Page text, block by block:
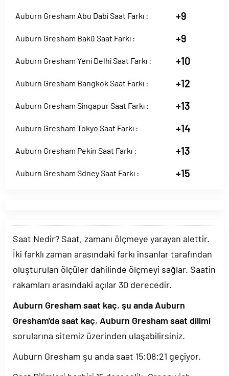
Auburn Gresham Abu Dabi Saat Farkı : +9
Auburn Gresham Bakü Saat Farkı : +9
Auburn Gresham Yeni Delhi Saat Farkı : +10
Auburn Gresham Bangkok Saat Farkı : +12
Auburn Gresham Singapur Saat Farkı : +13
Auburn Gresham Tokyo Saat Farkı : +14
Auburn Gresham Pekin Saat Farkı : +13
Auburn Gresham Sdney Saat Farkı : +15
Saat Nedir? Saat, zamanı ölçmeye yarayan alettir.
İki farklı zaman arasındaki farkı insanlar tarafından
oluşturulan ölçüler dahilinde ölçmeyi sağlar. Saatin
rakamları arasındaki açılar 30 derecedir.
Auburn Gresham saat kaç, şu anda Auburn
Gresham'da saat kaç, Auburn Gresham saat dilimi
sorularına sitemiz üzerinden ulaşabilirsiniz.
Auburn Gresham şu anda saat 15:08:21 geçiyor.